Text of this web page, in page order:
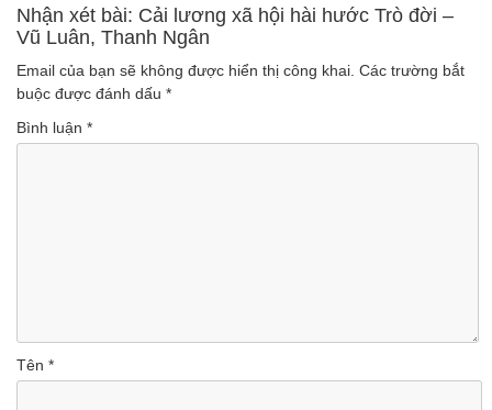
Nhận xét bài: Cải lương xã hội hài hước Trò đời –
Vũ Luân, Thanh Ngân
Email của bạn sẽ không được hiển thị công khai. Các trường bắt
buộc được đánh dấu *
Bình luận *
Tên *